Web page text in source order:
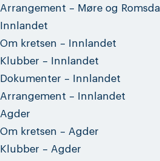
Arrangement – Møre og Romsdal
Innlandet
Om kretsen – Innlandet
Klubber – Innlandet
Dokumenter – Innlandet
Arrangement – Innlandet
Agder
Om kretsen – Agder
Klubber – Agder